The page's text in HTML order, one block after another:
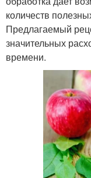
количеств
Предлагаемый
значительных
времени.